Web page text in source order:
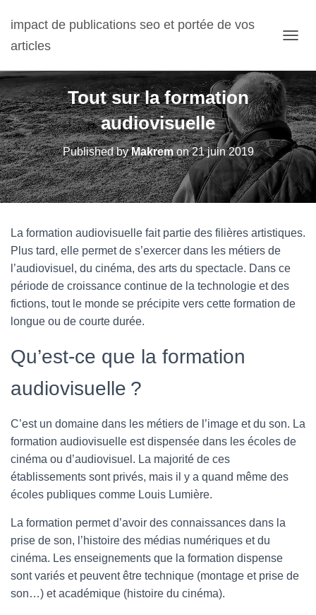
impact de publications seo et portée de vos
articles
Tout sur la formation
audiovisuelle
Published byMakremon21 juin 2019
La formation audiovisuelle fait partie des filières artistiques.
Plus tard, elle permet de s’exercer dans les métiers de
l’audiovisuel, du cinéma, des arts du spectacle. Dans ce
période de croissance continue de la technologie et des
fictions, tout le monde se précipite vers cette formation de
longue ou de courte durée.
Qu’est-ce que la formation
audiovisuelle ?
C’est un domaine dans les métiers de l’image et du son. La
formation audiovisuelle est dispensée dans les écoles de
cinéma ou d’audiovisuel. La majorité de ces
établissements sont privés, mais il y a quand même des
écoles publiques comme Louis Lumière.
La formation permet d’avoir des connaissances dans la
prise de son, l’histoire des médias numériques et du
cinéma. Les enseignements que la formation dispense
sont variés et peuvent être technique (montage et prise de
son…) et académique (histoire du cinéma).